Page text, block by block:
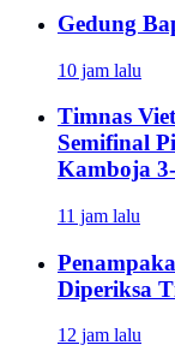
Gedung
10 jam lalu
Timnas
Semifinal
Kamboja
11 jam lalu
Diperiksa
12 jam lalu